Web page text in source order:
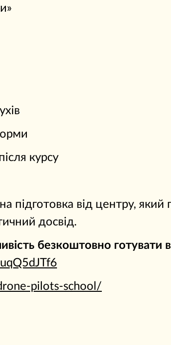
курсу
підготовка від центру,
досвід.
безкоштовно готувати
pilots-school/